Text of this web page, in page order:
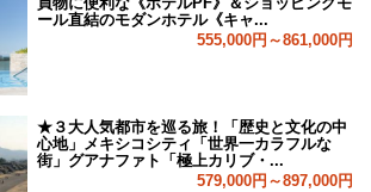
ール直結のモダンホテル《キャ...
555,000円～861,000円
★３大人気都市を巡る旅！「歴史と文化の中
心地」メキシコシティ「世界一カラフルな
街」グアナファト「極上カリブ・...
579,000円～897,000円